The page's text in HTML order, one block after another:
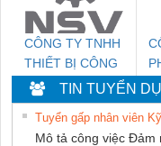
CÔNG TY TNHH
THIẾT BỊ CÔNG
NGHIỆP NIHON
SETSUBI VIỆT
NAM
TIN TUYỂN
Tuyển gấp nhân viên
Mô tả công việc Đảm